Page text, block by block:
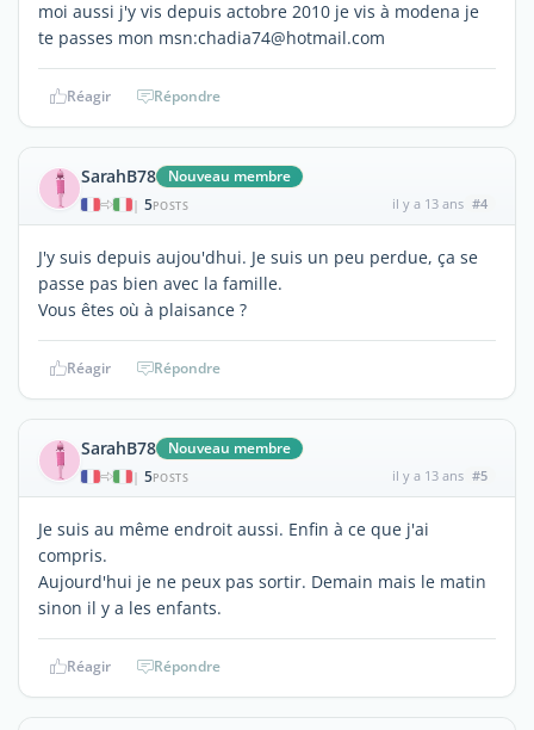
moi aussi j'y vis depuis actobre 2010 je vis à modena je
te passes mon msn:chadia74@hotmail.com
Réagir Répondre
SarahB78 Nouveau membre
| 5POSTS il y a 13 ans #4
J'y suis depuis aujou'dhui. Je suis un peu perdue, ça se
passe pas bien avec la famille.
Vous êtes où à plaisance ?
Réagir Répondre
SarahB78 Nouveau membre
| 5POSTS il y a 13 ans #5
Je suis au même endroit aussi. Enfin à ce que j'ai
compris.
Aujourd'hui je ne peux pas sortir. Demain mais le matin
sinon il y a les enfants.
Réagir Répondre